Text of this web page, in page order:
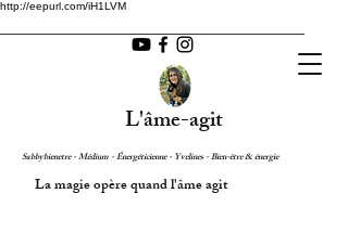
http://eepurl.com/iH1LVM
L'âme-agit
Sabbybienetre - Médium - Énergéticienne - Yvelines - Bien-être & énergie
La magie opère quand l'âme agit